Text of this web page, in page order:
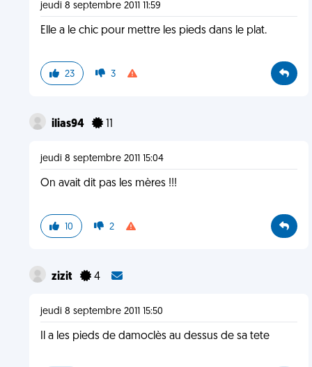
jeudi 8 septembre 2011 11:59
Elle a le chic pour mettre les pieds dans le plat.
23 3
ilias94 11
jeudi 8 septembre 2011 15:04
On avait dit pas les mères !!!
10 2
zizit 4
jeudi 8 septembre 2011 15:50
Il a les pieds de damoclès au dessus de sa tete